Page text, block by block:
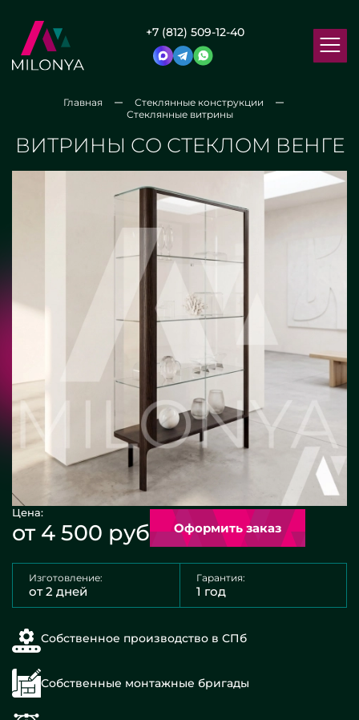
+7 (812) 509-12-40
Главная
Стеклянные конструкции
Стеклянные витрины
ВИТРИНЫ СО СТЕКЛОМ ВЕНГЕ
Цена:
от 4 500 руб Оформить заказ
Изготовление:
от 2 дней
Гарантия:
1 год
Собственное производство в СПб
Собственные монтажные бригады